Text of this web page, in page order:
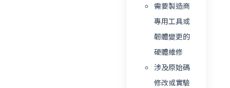
需要製造商
專用工具或
韌體變更的
硬體維修
涉及原始碼
修改或實驗